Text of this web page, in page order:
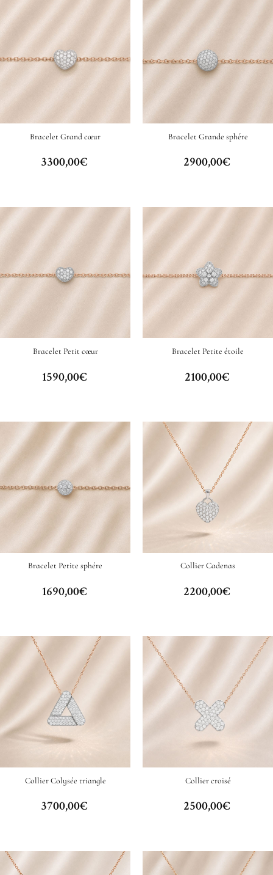
Bracelet Grand cœur
3300,00€
Bracelet Grande sphére
2900,00€
Bracelet Petit cœur
1590,00€
Bracelet Petite étoile
2100,00€
Bracelet Petite sphére
1690,00€
Collier Cadenas
2200,00€
Collier Colysée triangle
3700,00€
Collier croisé
2500,00€